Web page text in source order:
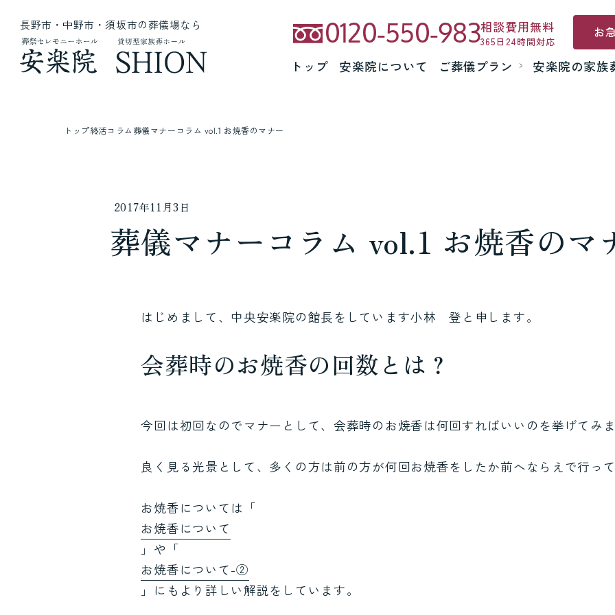
長野市・中野市・須坂市の葬儀場なら 0120-550-983相談費用無料
365日24時間対応
お
トップ 安楽院について ご葬儀プラン 安楽院の家族
トップ終活コラム 葬儀マナーコラム vol.1 お焼香のマナー
2017年11月3日
葬儀マナーコラム vol.1 お焼香のマ
はじめまして、中央安楽院の館長をしています小林 登と申します。
会葬時のお焼香の回数とは？
今回は初回なのでマナーとして、会葬時のお焼香は何回すればいいのを挙げてみま
良く見る光景として、多くの方は前の方が何回お焼香をしたか前へならえで行っ
お焼香については「
お焼香について
」や「
お焼香について-②
」にもより詳しい解説をしています。